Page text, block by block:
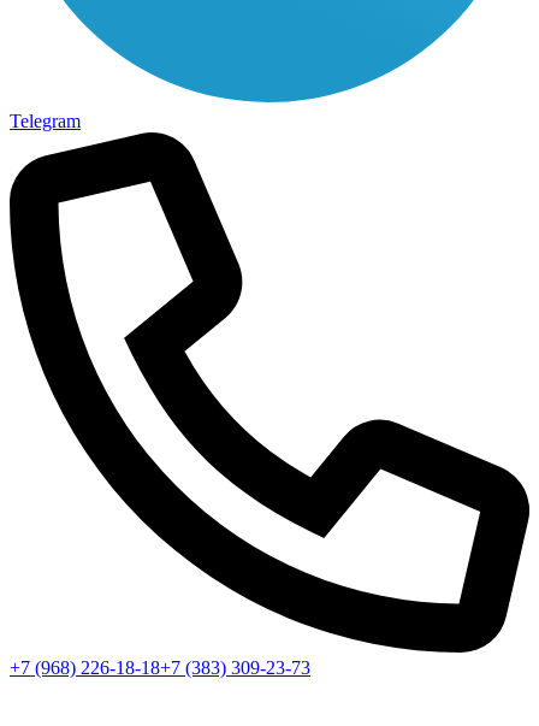
Telegram
+7 (968) 226-18-18+7 (383) 309-23-73